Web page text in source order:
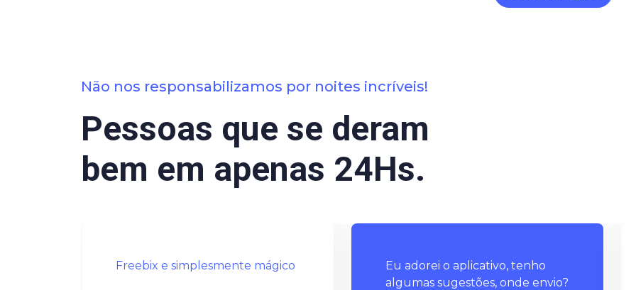
Não nos responsabilizamos por noites incríveis!
Pessoas que se deram
bem em apenas 24Hs.
Freebix e simplesmente mágico
Eu adorei o aplicativo, tenho
algumas sugestões, onde envio?